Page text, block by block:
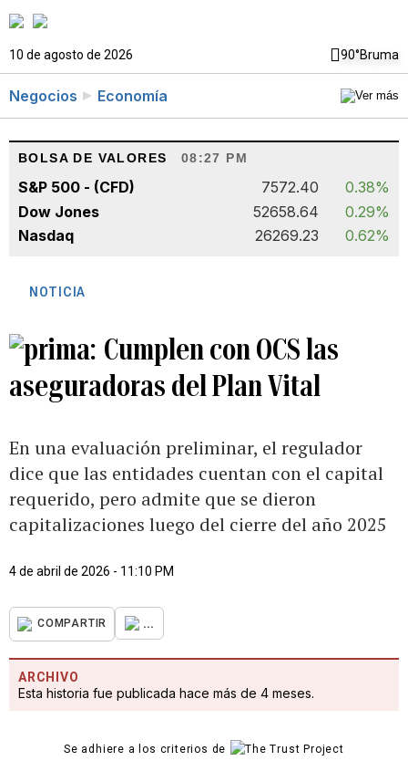
10 de agosto de 2026 90°Bruma
Negocios Economía
BOLSA DE VALORES 08:27 PM
S&P 500 - (CFD) 7572.40
0.38%
Dow Jones
52658.64
0.29%
Nasdaq
26269.23 0.62%
NOTICIA
Cumplen con OCS las
aseguradoras del Plan Vital
En una evaluación preliminar, el regulador
dice que las entidades cuentan con el capital
requerido, pero admite que se dieron
capitalizaciones luego del cierre del año 2025
4 de abril de 2026 - 11:10 PM
COMPARTIR ...
ARCHIVO
Esta historia fue publicada hace más de 4 meses.
Se adhiere a los criterios de